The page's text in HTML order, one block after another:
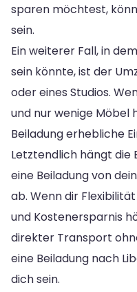
sparen möchtest,
sein.
Ein weiterer Fall, in
sein könnte, ist der
oder eines Studios.
und nur wenige Möbel
Beiladung erhebliche
Letztendlich hängt die
eine Beiladung von
ab. Wenn dir
und Kostenersparnis
direkter Transport
eine Beiladung nach
dich sein.